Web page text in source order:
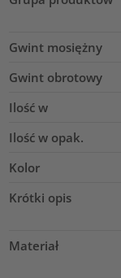
Gwint mosiężny
Gwint obrotowy
Ilość w
Ilość w opak.
Kolor
Krótki opis
Materiał